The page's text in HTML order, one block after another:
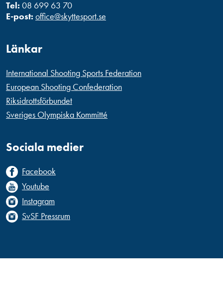
Tel: 08 699 63 70
E-post: office@skyttesport.se
Länkar
International Shooting Sports Federation
European Shooting Confederation
Riksidrottsförbundet
Sveriges Olympiska Kommitté
Sociala medier
Facebook
Youtube
Instagram
SvSF Pressrum